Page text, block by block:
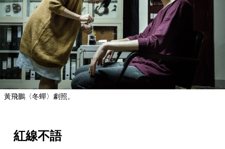
黃飛鵬〈冬蟬〉劇照。
紅線不語